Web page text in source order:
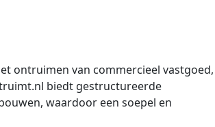
ontruimen van commercieel vastgoed,
biedt gestructureerde
waardoor een soepel en